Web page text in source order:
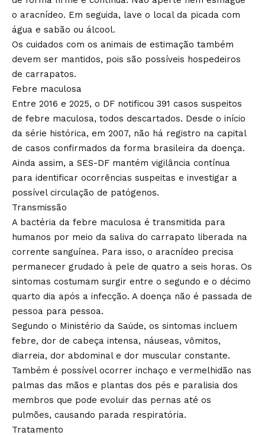
o aracnídeo. Em seguida, lave o local da picada com
água e sabão ou álcool.
Os cuidados com os animais de estimação também
devem ser mantidos, pois são possíveis hospedeiros
de carrapatos.
Febre maculosa
Entre 2016 e 2025, o DF notificou 391 casos suspeitos
de febre maculosa, todos descartados. Desde o início
da série histórica, em 2007, não há registro na capital
de casos confirmados da forma brasileira da doença.
Ainda assim, a SES-DF mantém vigilância contínua
para identificar ocorrências suspeitas e investigar a
possível circulação de patógenos.
Transmissão
A bactéria da febre maculosa é transmitida para
humanos por meio da saliva do carrapato liberada na
corrente sanguínea. Para isso, o aracnídeo precisa
permanecer grudado à pele de quatro a seis horas. Os
sintomas costumam surgir entre o segundo e o décimo
quarto dia após a infecção. A doença não é passada de
pessoa para pessoa.
Segundo o Ministério da Saúde, os sintomas incluem
febre, dor de cabeça intensa, náuseas, vômitos,
diarreia, dor abdominal e dor muscular constante.
Também é possível ocorrer inchaço e vermelhidão nas
palmas das mãos e plantas dos pés e paralisia dos
membros que pode evoluir das pernas até os
pulmões, causando parada respiratória.
Tratamento